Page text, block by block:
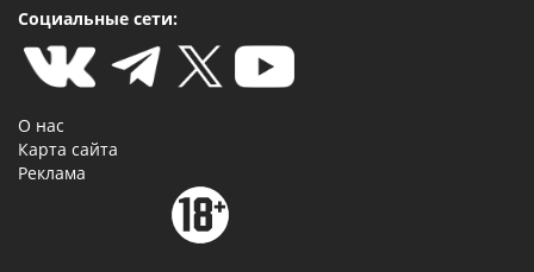
Социальные сети:
О нас
Карта сайта
Реклама